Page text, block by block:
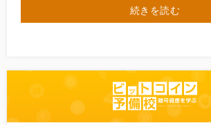
続きを読む